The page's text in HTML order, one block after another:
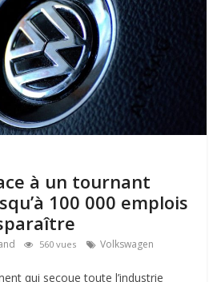
à un tournant
100 000 emplois
560 vues Volkswagen
qui secoue toute l’industrie